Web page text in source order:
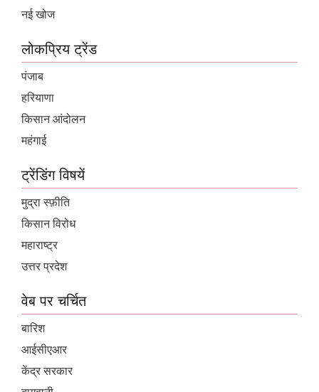
नई खोज
लोकप्रिय ट्रेंड
पंजाब
हरियाणा
किसान आंदोलन
महंगाई
ट्रेंडिंग विषयें
मुद्रा स्फ़ीति
किसान विरोध
महाराष्ट्र
उत्तर प्रदेश
वेब पर चर्चित
बारिश
आईसीएआर
केंद्र सरकार